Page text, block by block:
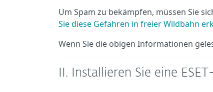
Um Spam zu bekämpfen, müssen Sie
Sie diese Gefahren in freier Wildbahn
Wenn Sie die obigen Informationen
II. Installieren Sie eine